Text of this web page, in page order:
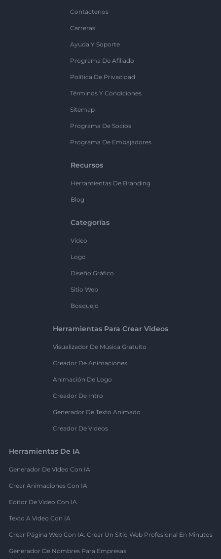
Contáctenos
Carreras
Ayuda Y Soporte
Programa De Afiliado
Política De Privacidad
Términos Y Condiciones
Sitemap
Programa De Socios
Programa De Embajadores
Recursos
Herramientas De Branding
Blog
Categorías
Vídeo
Logo
Diseño Gráfico
Sitio Web
Bosquejo
Herramientas Para Crear Videos
Visualizador De Música Gratuito
Creador De Animaciones
Animación De Logo
Creador De Intro
Generador De Texto Animado
Creador De Videos
Herramientas De IA
Generador De Video Con IA
Crear Animaciones Con IA
Editor De Video Con IA
Texto A Video Con IA
Crear Página Web Con IA: Crear Un Sitio Web Profesional En Minutos
Generador De Nombres Para Empresas